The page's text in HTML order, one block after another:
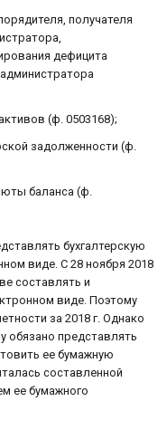
получателя
дефицита
(ф. 0503168);
задолженности (ф.
баланса (ф.
бухгалтерскую
виде. С 28 ноября 2018
составлять и
виде. Поэтому
за 2018 г. Однако
обязано представлять
ее бумажную
составленной
ее бумажного